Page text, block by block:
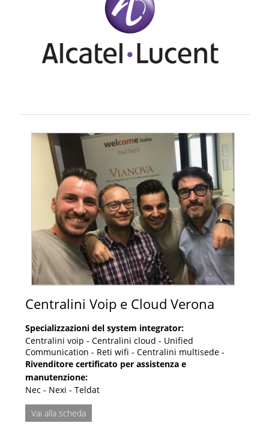
Centralini Voip e Cloud Verona
Specializzazioni del system integrator:
Centralini voip - Centralini cloud - Unified
Communication - Reti wifi - Centralini multisede -
Rivenditore certificato per assistenza e
manutenzione:
Nec - Nexi - Teldat
Vai alla scheda